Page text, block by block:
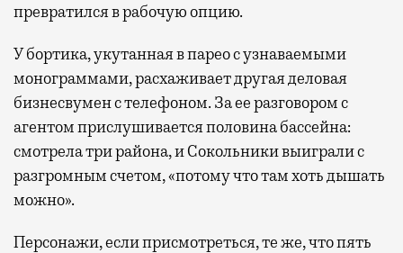
превратился в рабочую опцию.
У бортика, укутанная в парео с узнаваемыми
монограммами, расхаживает другая деловая
бизнесвумен с телефоном. За ее разговором с
агентом прислушивается половина бассейна:
смотрела три района, и Сокольники выиграли с
разгромным счетом, «потому что там хоть дышать
можно».
Персонажи, если присмотреться, те же, что пять